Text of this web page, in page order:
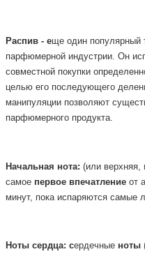
Распив - еще один популярный
парфюмерной индустрии. Он
совместной покупки
целью его
манипуляции позволяют
парфюмерного продукта.
Начальная нота: (или верхняя,
самое первое впечатление от
минут, пока испаряются самые
Ноты сердца: сердечные ноты